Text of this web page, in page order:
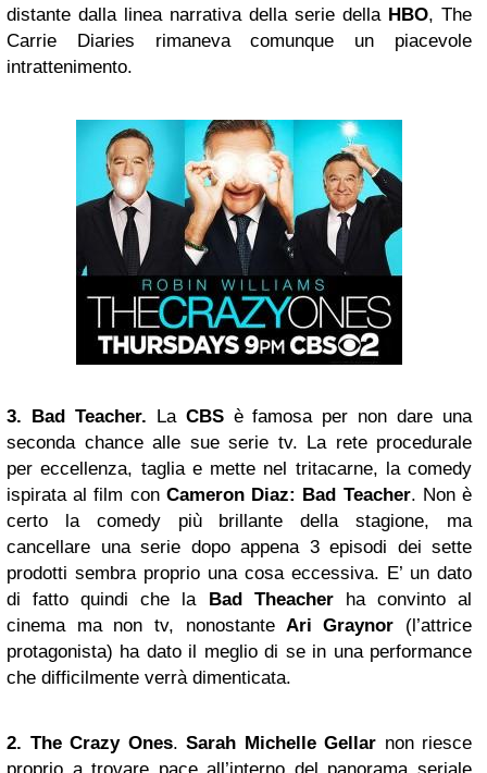
distante dalla linea narrativa della serie della HBO, The
Carrie Diaries rimaneva comunque un piacevole
intrattenimento.
3. Bad Teacher. La CBSè famosa per non dare una
seconda chance alle sue serie tv. La rete procedurale
per eccellenza, taglia e mette nel tritacarne, la comedy
ispirata al film con Cameron Diaz: Bad Teacher. Non è
certo la comedy più brillante della stagione, ma
cancellare una serie dopo appena 3 episodi dei sette
prodotti sembra proprio una cosa eccessiva. E’ un dato
di fatto quindi che la Bad Theacherha convinto al
cinema ma non tv, nonostanteAri Graynor (l’attrice
protagonista) ha dato il meglio di se in una performance
che difficilmente verrà dimenticata.
2. The Crazy Ones. Sarah Michelle Gellar non riesce